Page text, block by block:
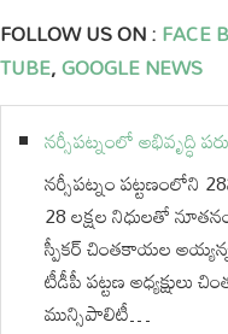
FOLLOW US ON :FACE
TUBE,GOOGLE NEWS
నర్సీపట్నంలో అభివృద్ధి
నర్సీపట్నం పట్టణంలోని
28 లక్షల నిధులతో
స్పీకర్ చింతకాయల
టీడీపీ పట్టణ
మున్సిపాలిటీ…